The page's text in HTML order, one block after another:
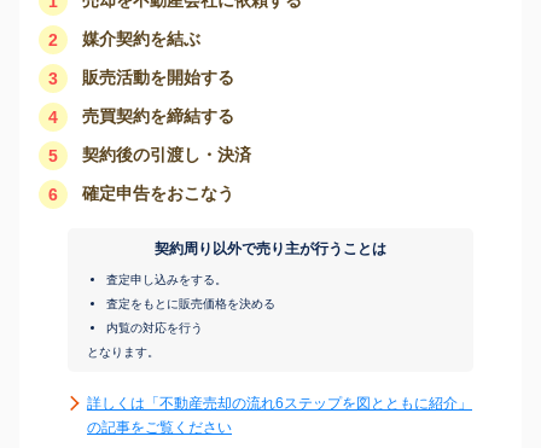
2 媒介契約を結ぶ
3 販売活動を開始する
4 売買契約を締結する
5 契約後の引渡し・決済
6 確定申告をおこなう
契約周り以外で売り主が行うことは
査定申し込みをする。
査定をもとに販売価格を決める
内覧の対応を行う
となります。
詳しくは「不動産売却の流れ6ステップを図とともに紹介」
の記事をご覧ください